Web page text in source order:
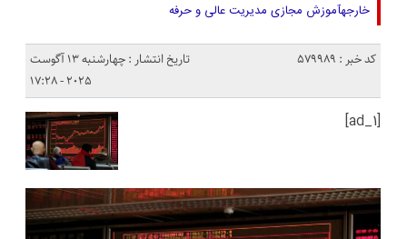
خارجهآموزش مجازی مدیریت عالی و حرفه
کد خبر : 579989
تاریخ انتشار : چهارشنبه 13 آگوست
2025 - 17:28
[ad_1]